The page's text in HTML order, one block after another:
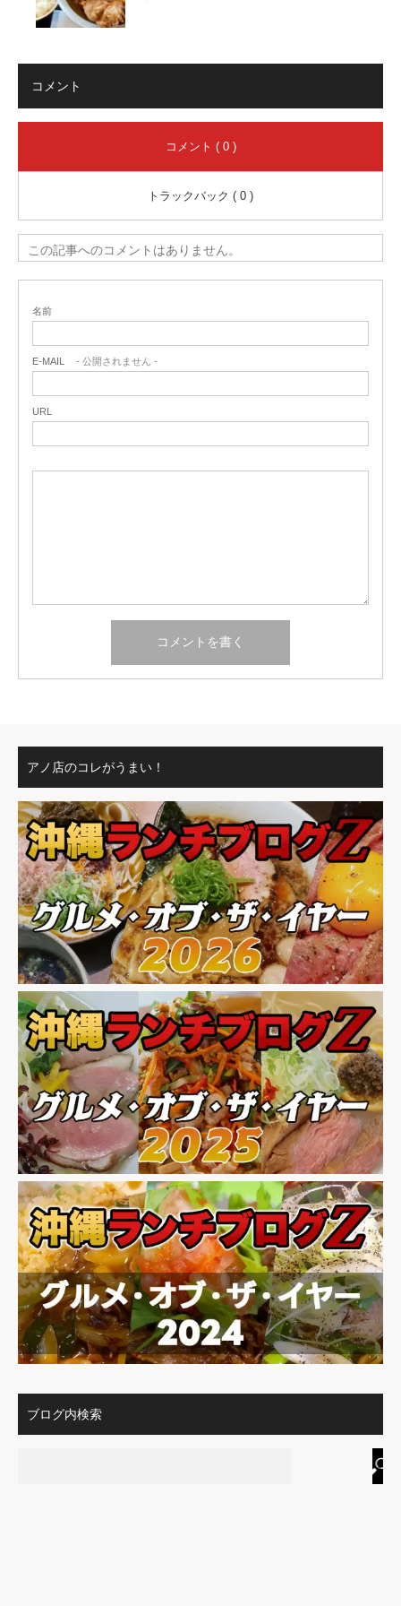
コメント
コメント ( 0 )
トラックバック ( 0 )
この記事へのコメントはありません。
名前
E-MAIL - 公開されません -
URL
アノ店のコレがうまい！
ブログ内検索